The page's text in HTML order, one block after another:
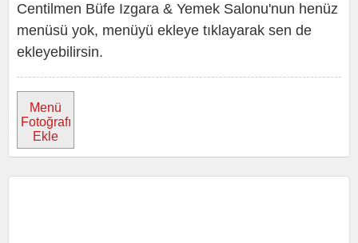
Centilmen Büfe Izgara & Yemek Salonu'nun henüz
menüsü yok, menüyü ekleye tıklayarak sen de
ekleyebilirsin.
Menü
Fotoğrafı
Ekle